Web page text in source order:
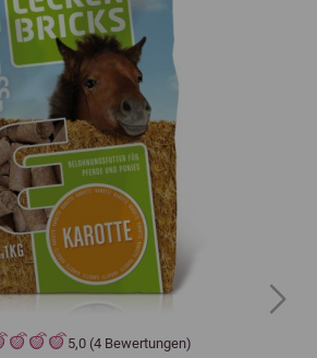
5,0 (4 Bewertungen)
Next